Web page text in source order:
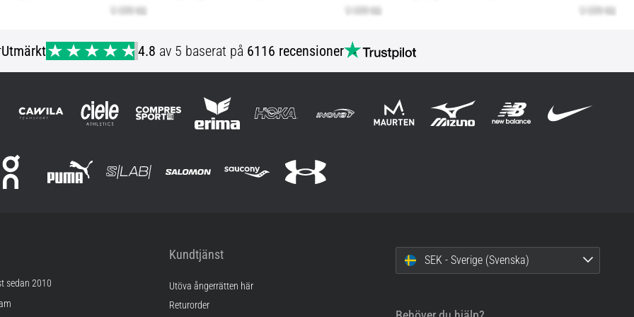
Utmärkt 4.8 av 5 baserat på 6116 recensioner
sedan 2010
Kundtjänst
Utöva ångerrätten här
Returorder
SEK - Sverige (Svenska)